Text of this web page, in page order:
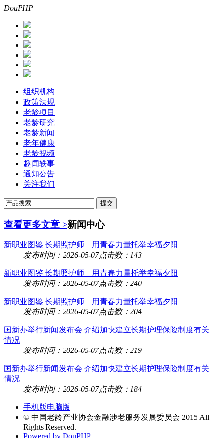
DouPHP
组织机构
政策法规
老龄项目
老龄研究
老龄新闻
老年健康
老龄视频
趣闻轶事
通知公告
关注我们
查看更多文章 >新闻中心
新职业图鉴 长期照护师：用青春力量托举幸福夕阳
发布时间：2026-05-07点击数：143
新职业图鉴 长期照护师：用青春力量托举幸福夕阳
发布时间：2026-05-07点击数：240
新职业图鉴 长期照护师：用青春力量托举幸福夕阳
发布时间：2026-05-07点击数：204
国新办举行新闻发布会 介绍加快建立长期护理保险制度有关
情况
发布时间：2026-05-07点击数：219
国新办举行新闻发布会 介绍加快建立长期护理保险制度有关
情况
发布时间：2026-05-07点击数：184
手机版电脑版
© 中国老龄产业协会金融涉老服务发展委员会 2015 All
Rights Reserved.
Powered by DouPHP